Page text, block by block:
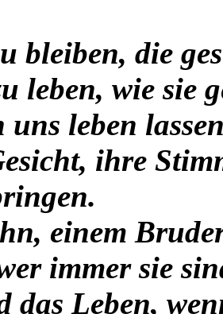
bleiben, die
leben, wie sie
uns leben
ihre
einem
immer sie
das Leben,